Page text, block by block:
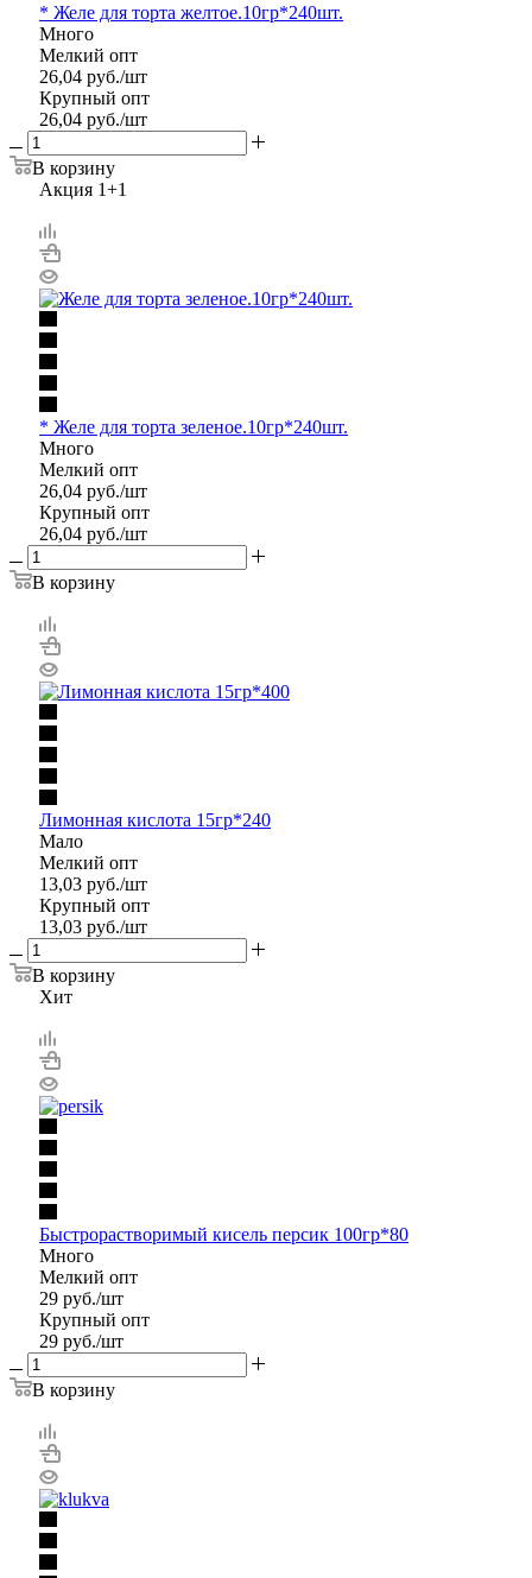
* Желе для торта желтое.10гр*240шт.
Много
Мелкий опт
26,04 руб./шт
Крупный опт
26,04 руб./шт
В корзину
Акция 1+1
* Желе для торта зеленое.10гр*240шт.
Много
Мелкий опт
26,04 руб./шт
Крупный опт
26,04 руб./шт
В корзину
Лимонная кислота 15гр*240
Мало
Мелкий опт
13,03 руб./шт
Крупный опт
13,03 руб./шт
В корзину
Хит
Быстрорастворимый кисель персик 100гр*80
Много
Мелкий опт
29 руб./шт
Крупный опт
29 руб./шт
В корзину